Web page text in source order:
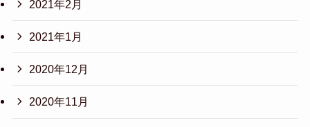
2021年2月
2021年1月
2020年12月
2020年11月